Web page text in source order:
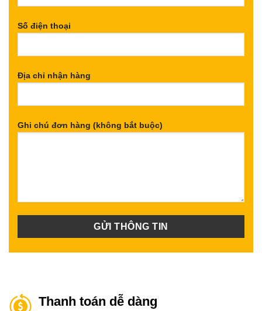
Số điện thoại
Địa chỉ nhận hàng
Ghi chú đơn hàng (không bắt buộc)
Thanh toán dễ dàng